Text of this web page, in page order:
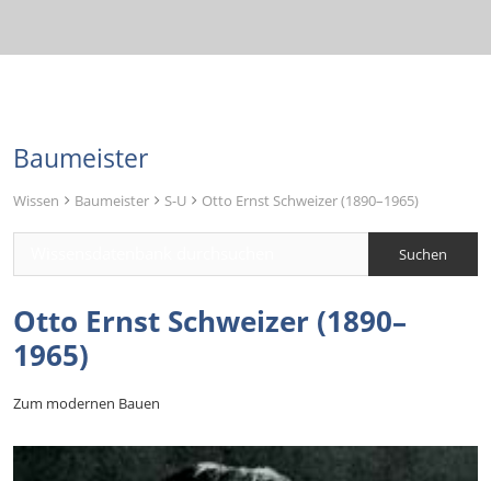
Baumeister
Wissen Baumeister S-U Otto Ernst Schweizer (1890–1965)
Otto Ernst Schweizer (1890–
1965)
Zum modernen Bauen